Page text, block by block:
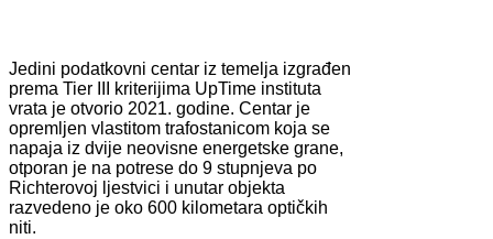
Jedini podatkovni centar iz temelja izgrađen
prema Tier III kriterijima UpTime instituta
vrata je otvorio 2021. godine. Centar je
opremljen vlastitom trafostanicom koja se
napaja iz dvije neovisne energetske grane,
otporan je na potrese do 9 stupnjeva po
Richterovoj ljestvici i unutar objekta
razvedeno je oko 600 kilometara optičkih
niti.